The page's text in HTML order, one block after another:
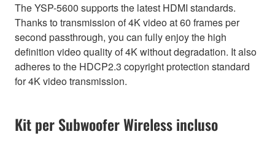
The YSP-5600 supports the latest HDMI standards.
Thanks to transmission of 4K video at 60 frames per
second passthrough, you can fully enjoy the high
definition video quality of 4K without degradation. It also
adheres to the HDCP2.3 copyright protection standard
for 4K video transmission.
Kit per Subwoofer Wireless incluso